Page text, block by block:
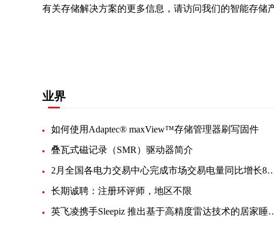
有关存储解决方案的更多信息，请访问我们的智能存储产
业界
如何使用Adaptec® maxView™存储管理器刷写固件
叠瓦式磁记录（SMR）驱动器简介
2月全国各电力交易中心完成市场
长期诚聘：注册环评师，地区不限
英飞凌携手Sleepiz 推出基于高